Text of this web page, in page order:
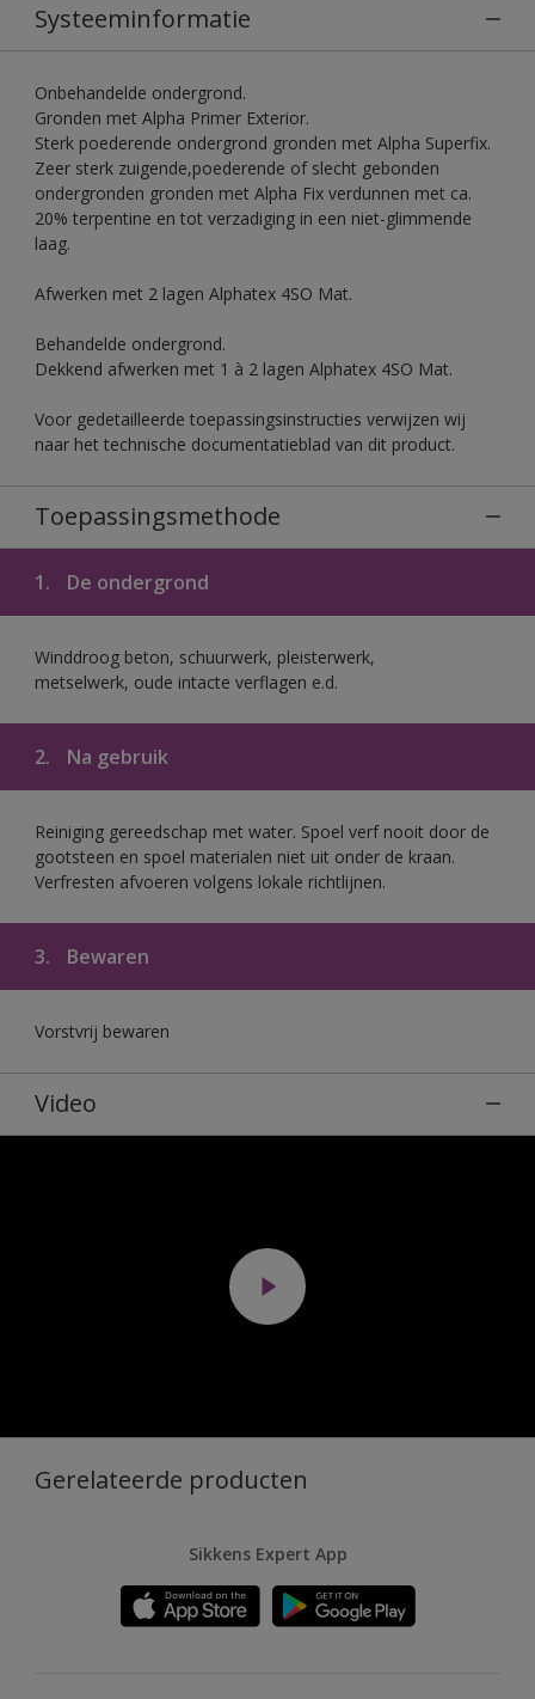
Systeeminformatie
Onbehandelde ondergrond.
Gronden met Alpha Primer Exterior.
Sterk poederende ondergrond gronden met Alpha Superfix.
Zeer sterk zuigende,poederende of slecht gebonden
ondergronden gronden met Alpha Fix verdunnen met ca.
20% terpentine en tot verzadiging in een niet-glimmende
laag.
Afwerken met 2 lagen Alphatex 4SO Mat.
Behandelde ondergrond.
Dekkend afwerken met 1 à 2 lagen Alphatex 4SO Mat.
Voor gedetailleerde toepassingsinstructies verwijzen wij
naar het technische documentatieblad van dit product.
Toepassingsmethode
1. De ondergrond
Winddroog beton, schuurwerk, pleisterwerk,
metselwerk, oude intacte verflagen e.d.
2. Na gebruik
Reiniging gereedschap met water. Spoel verf nooit door de
gootsteen en spoel materialen niet uit onder de kraan.
Verfresten afvoeren volgens lokale richtlijnen.
3. Bewaren
Vorstvrij bewaren
Video
Gerelateerde producten
Sikkens Expert App